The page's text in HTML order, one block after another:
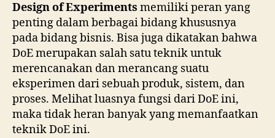
Design of Experiments memiliki peran yang
penting dalam berbagai bidang khususnya
pada bidang bisnis. Bisa juga dikatakan bahwa
DoE merupakan salah satu teknik untuk
merencanakan dan merancang suatu
eksperimen dari sebuah produk, sistem, dan
proses. Melihat luasnya fungsi dari DoE ini,
maka tidak heran banyak yang memanfaatkan
teknik DoE ini.